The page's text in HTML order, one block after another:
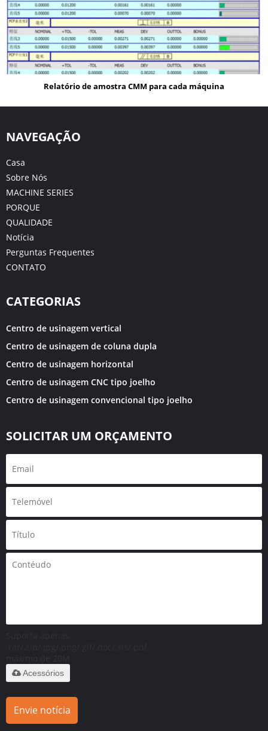
Relatório de amostra CMM para cada máquina
NAVEGAÇÃO
Casa
Sobre Nós
MACHINE SERIES
PORQUE
QUALIDADE
Notícia
Perguntas Frequentes
CONTATO
CATEGORIAS
Centro de usinagem vertical
Centro de usinagem de coluna dupla
Centro de usinagem horizontal
Centro de usinagem CNC tipo joelho
Centro de usinagem convencional tipo joelho
SOLICITAR UM ORÇAMENTO
Acessórios
Envie notícia